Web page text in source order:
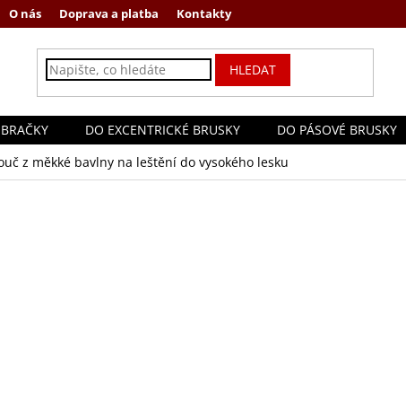
O nás Doprava a platba Kontakty
HLEDAT
DO EXCENTRICKÉ BRUSKY DO PÁSOVÉ BRUSKY
z měkké bavlny na leštění do vysokého lesku